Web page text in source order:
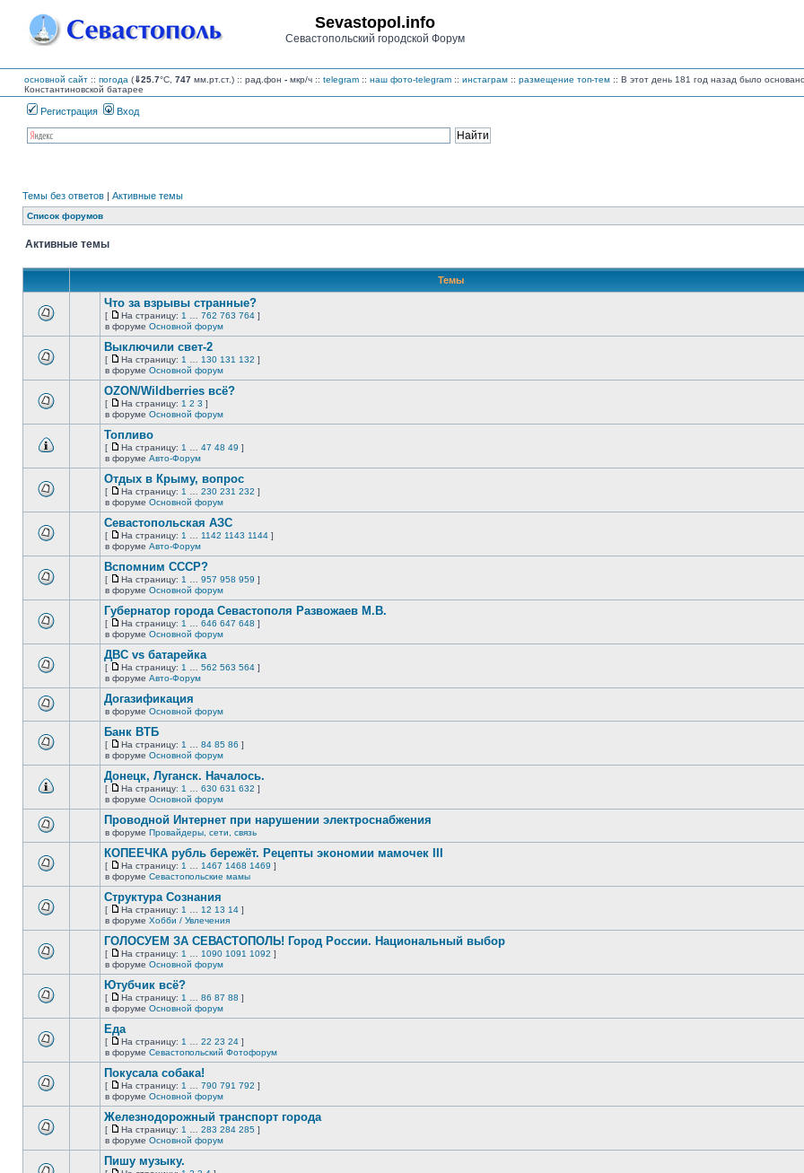
Sevastopol.info
Севастопольский городской Форум
основной сайт :: погода (⇓25.7°C, 747 мм.рт.ст.) :: рад.фон - мкр/ч :: telegram :: наш фото-telegram :: инстаграм :: размещение топ-тем :: В этот день 181 год назад было
Константиновской батарее
Регистрация Вход
Темы без ответов | Активные темы
Список форумов
Активные темы
Темы
этой
непрочитанных
сообщений.
Что за взрывы странные?
[
На
страницу
На страницу: 1 762 763 764 ]
в форуме Основной форум
этой
непрочитанных
сообщений.
Выключили свет-2
[
На
страницу
На страницу: 1 130 131 132 ]
в форуме Основной форум
этой
непрочитанных
сообщений.
OZON/Wildberries всё?
[
На
страницу
На страницу: 1 2 3 ]
в форуме Основной форум
этой
непрочитанных
сообщений.
Топливо
[
На
страницу
На страницу: 1 47 48 49 ]
в форуме Авто-Форум
этой
непрочитанных
сообщений.
Отдых в Крыму, вопрос
[
На
страницу
На страницу: 1 230 231 232 ]
в форуме Основной форум
этой
непрочитанных
сообщений.
Севастопольская АЗС
[
На
страницу
На страницу: 1 1142 1143 1144 ]
в форуме Авто-Форум
этой
непрочитанных
сообщений.
Вспомним СССР?
[
На
страницу
На страницу: 1 957 958 959 ]
в форуме Основной форум
этой
непрочитанных
сообщений.
Губернатор города Севастополя Развожаев М.В.
[
На
страницу
На страницу: 1 646 647 648 ]
в форуме Основной форум
этой
непрочитанных
сообщений.
ДВС vs батарейка
[
На
страницу
На страницу: 1 562 563 564 ]
в форуме Авто-Форум
непрочитанных
сообщений.
Догазификация
в форуме Основной форум
этой
непрочитанных
сообщений.
Банк ВТБ
[
На
страницу
На страницу: 1 84 85 86 ]
в форуме Основной форум
этой
непрочитанных
сообщений.
Донецк, Луганск. Началось.
[
На
страницу
На страницу: 1 630 631 632 ]
в форуме Основной форум
непрочитанных
сообщений.
Проводной Интернет при нарушении электроснабжения
в форуме Провайдеры, сети, связь
этой
непрочитанных
сообщений.
КОПЕЕЧКА рубль бережёт. Рецепты экономии мамочек III
[
На
страницу
На страницу: 1 1467 1468 1469 ]
в форуме Севастопольские мамы
этой
непрочитанных
сообщений.
Структура Сознания
[
На
страницу
На страницу: 1 12 13 14 ]
в форуме Хобби / Увлечения
этой
непрочитанных
сообщений.
ГОЛОСУЕМ ЗА СЕВАСТОПОЛЬ! Город России. Национальный выбор
[
На
страницу
На страницу: 1 1090 1091 1092 ]
в форуме Основной форум
этой
непрочитанных
сообщений.
Ютубчик всё?
[
На
страницу
На страницу: 1 86 87 88 ]
в форуме Основной форум
этой
непрочитанных
сообщений.
Еда
[
На
страницу
На страницу: 1 22 23 24 ]
в форуме Севастопольский Фотофорум
этой
непрочитанных
сообщений.
Покусала собака!
[
На
страницу
На страницу: 1 790 791 792 ]
в форуме Основной форум
этой
Железнодорожный транспорт города
[
На
страницу
На страницу: 1 283 284 285 ]
в форуме Основной форум
Пишу музыку.